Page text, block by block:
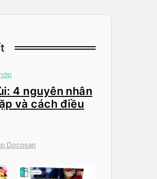
4 nguyên nhân
và cách điều
Docosan